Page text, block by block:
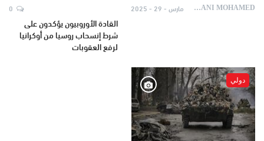
AYDANI MOHAMED مارس - 29 - 2025
القادة الأوروبيون يؤكدون على
شرط إنسحاب روسيا من أوكرانيا
لرفع العقوبات
دولي